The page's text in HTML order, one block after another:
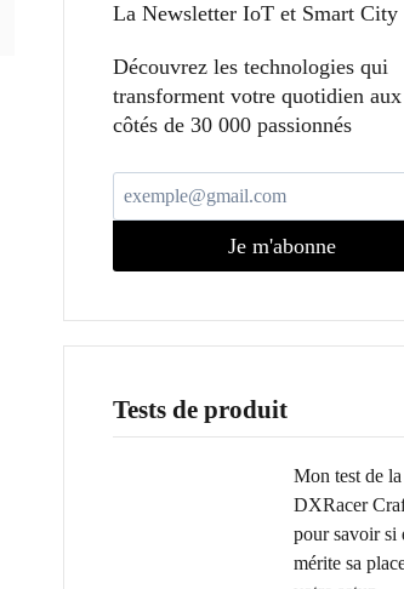
La Newsletter IoT et Smart City​
Découvrez les technologies qui
transforment votre quotidien aux
côtés de 30 000 passionnés
Je m'abonne
Tests de produit
Mon test de la
DXRacer
pour savoir si
mérite sa